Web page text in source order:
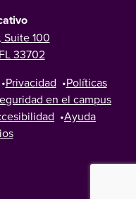
100
33702
•Privacidad •Políticas
en el campus
•Ayuda